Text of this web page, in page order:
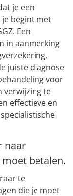
je een
begint met
Een
in aanmerking
juiste diagnose
voor
verwijzing te
effectieve en
naar
betalen.
te
die je moet